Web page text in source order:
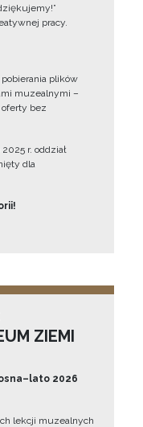
pracy.
plików
muzealnymi –
oferty bez
r. oddział
dla
ZIEMI
2026
lekcji muzealnych